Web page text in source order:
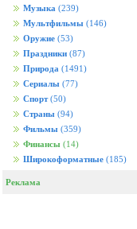
Музыка (239)
Мультфильмы (146)
Оружие (53)
Праздники (87)
Природа (1491)
Сериалы (77)
Спорт (50)
Страны (94)
Фильмы (359)
Финансы (14)
Широкоформатные (185)
Реклама